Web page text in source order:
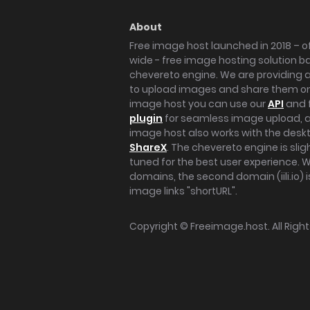
About
Free image host launched in 2018 –
wide - free image hosting solution
chevereto engine. We are providing
to upload images and share them
image host you can use ourAPI and
plugin for seamless image upload,
image host also works with the
ShareX. The chevereto engine is
tuned for the best user experience.
domains, the second domain (iili.io)
image links "shortURL".
Copyright © Freeimage.host. All